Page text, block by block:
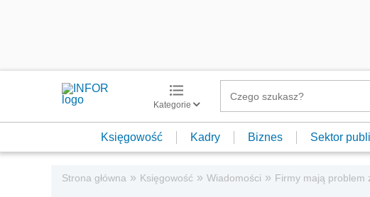
Kategorie
Księgowość Kadry Biznes Sektor
Strona główna » Księgowość » Wiadomości » Firmy mają problem